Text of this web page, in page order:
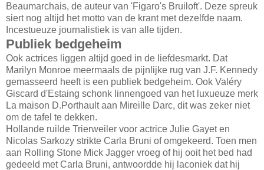
Beaumarchais, de auteur van 'Figaro's Bruiloft'. Deze spreuk
siert nog altijd het motto van de krant met dezelfde naam.
Incestueuze journalistiek is van alle tijden.
Publiek bedgeheim
Ook actrices liggen altijd goed in de liefdesmarkt. Dat
Marilyn Monroe meermaals de pijnlijke rug van J.F. Kennedy
gemasseerd heeft is een publiek bedgeheim. Ook Valéry
Giscard d'Estaing schonk linnengoed van het luxueuze merk
La maison D.Porthault aan Mireille Darc, dit was zeker niet
om de tafel te dekken.
Hollande ruilde Trierweiler voor actrice Julie Gayet en
Nicolas Sarkozy strikte Carla Bruni of omgekeerd. Toen men
aan Rolling Stone Mick Jagger vroeg of hij ooit het bed had
gedeeld met Carla Bruni, antwoordde hij laconiek dat hij